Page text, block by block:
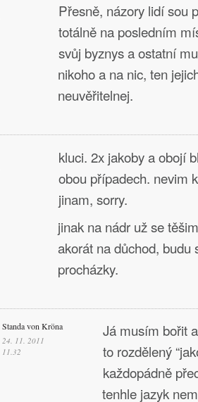
Přesně, názory lidí sou
totálně na posledním
svůj byznys a ostatní
nikoho a na nic, ten
neuvěřitelnej.
kluci. 2x jakoby a obojí
obou případech. nevim
jinam, sorry.
jinak na nádr už se
akorát na důchod, budu
procházky.
Standa von Kröna
24. 11. 2011
11.32
Já musím bořit
to rozdělený
každopádně
tenhle jazyk